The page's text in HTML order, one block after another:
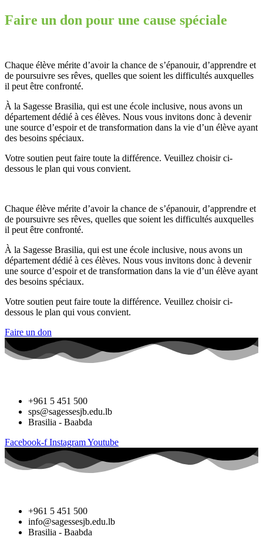
Faire un don pour une cause spéciale
Chaque élève mérite d’avoir la chance de s’épanouir, d’apprendre et
de poursuivre ses rêves, quelles que soient les difficultés auxquelles
il peut être confronté.
À la Sagesse Brasilia, qui est une école inclusive, nous avons un
département dédié à ces élèves. Nous vous invitons donc à devenir
une source d’espoir et de transformation dans la vie d’un élève ayant
des besoins spéciaux.
Votre soutien peut faire toute la différence. Veuillez choisir ci-
dessous le plan qui vous convient.
Chaque élève mérite d’avoir la chance de s’épanouir, d’apprendre et
de poursuivre ses rêves, quelles que soient les difficultés auxquelles
il peut être confronté.
À la Sagesse Brasilia, qui est une école inclusive, nous avons un
département dédié à ces élèves. Nous vous invitons donc à devenir
une source d’espoir et de transformation dans la vie d’un élève ayant
des besoins spéciaux.
Votre soutien peut faire toute la différence. Veuillez choisir ci-
dessous le plan qui vous convient.
Faire un don
+961 5 451 500
sps@sagessesjb.edu.lb
Brasilia - Baabda
Facebook-f InstagramYoutube
+961 5 451 500
info@sagessesjb.edu.lb
Brasilia - Baabda